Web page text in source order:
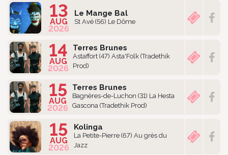
13
AUG
2026
Le Mange Bal
St Avé (56) Le Dôme
14
AUG
2026
Terres Brunes
Astaffort (47) Asta'Folk (Tradethik
Prod)
15
AUG
2026
Terres Brunes
Bagnères-de-Luchon (31) La Hesta
Gascona (Tradethik Prod)
15
AUG
2026
Kolinga
La Petite-Pierre (67) Au grès du
Jazz